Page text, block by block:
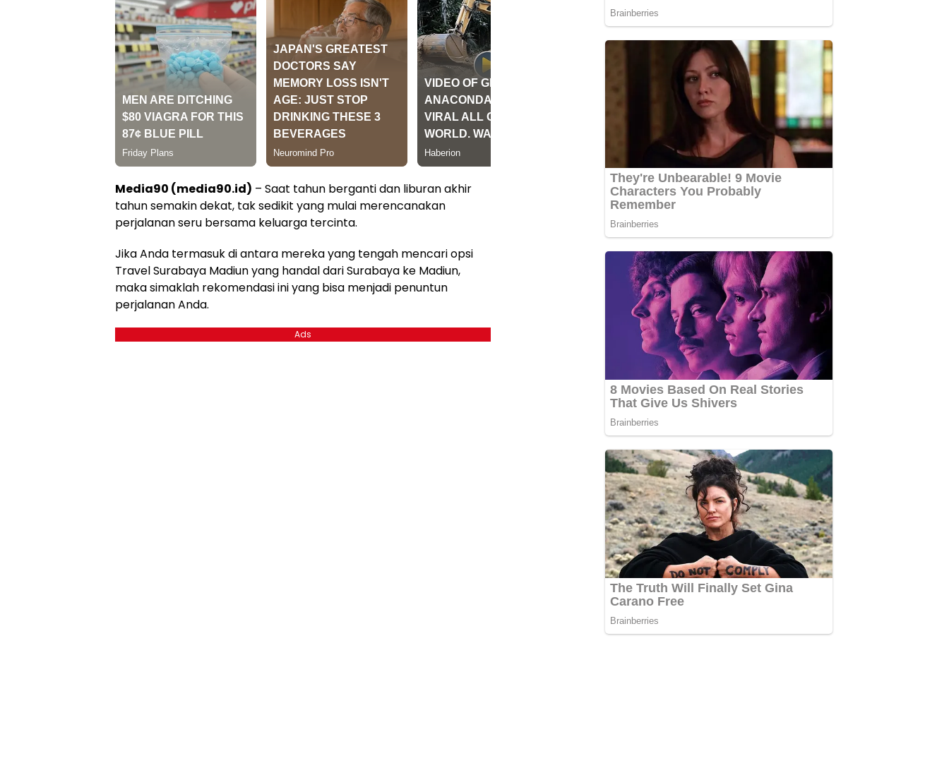
Media90 (media90.id) – Saat tahun berganti dan liburan akhir
tahun semakin dekat, tak sedikit yang mulai merencanakan
perjalanan seru bersama keluarga tercinta.
Jika Anda termasuk di antara mereka yang tengah mencari opsi
Travel Surabaya Madiun yang handal dari Surabaya ke Madiun,
maka simaklah rekomendasi ini yang bisa menjadi penuntun
perjalanan Anda.
Ads